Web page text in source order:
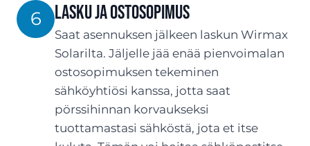
6 LASKU JA OSTOSOPIMUS
Saat asennuksen jälkeen laskun Wirmax
Solarilta. Jäljelle jää enää pienvoimalan
ostosopimuksen tekeminen
sähköyhtiösi kanssa, jotta saat
pörssihinnan korvaukseksi
tuottamastasi sähköstä, jota et itse